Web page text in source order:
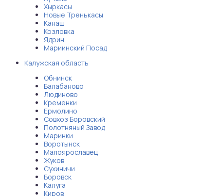
Хыркасы
Новые Тренькасы
Канаш
Козловка
Ядрин
Мариинский Посад
Калужская область
Обнинск
Балабаново
Людиново
Кременки
Ермолино
Совхоз Боровский
Полотняный Завод
Маринки
Воротынск
Малоярославец
Жуков
Сухиничи
Боровск
Калуга
Киров